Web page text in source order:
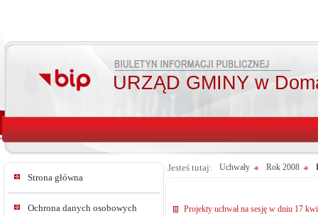
URZĄD GMINY w
Strona główna
Ochrona danych osobowych
Jesteś tutaj: Uchwały Rok 2008
Projekty uchwał na sesję w dniu 17